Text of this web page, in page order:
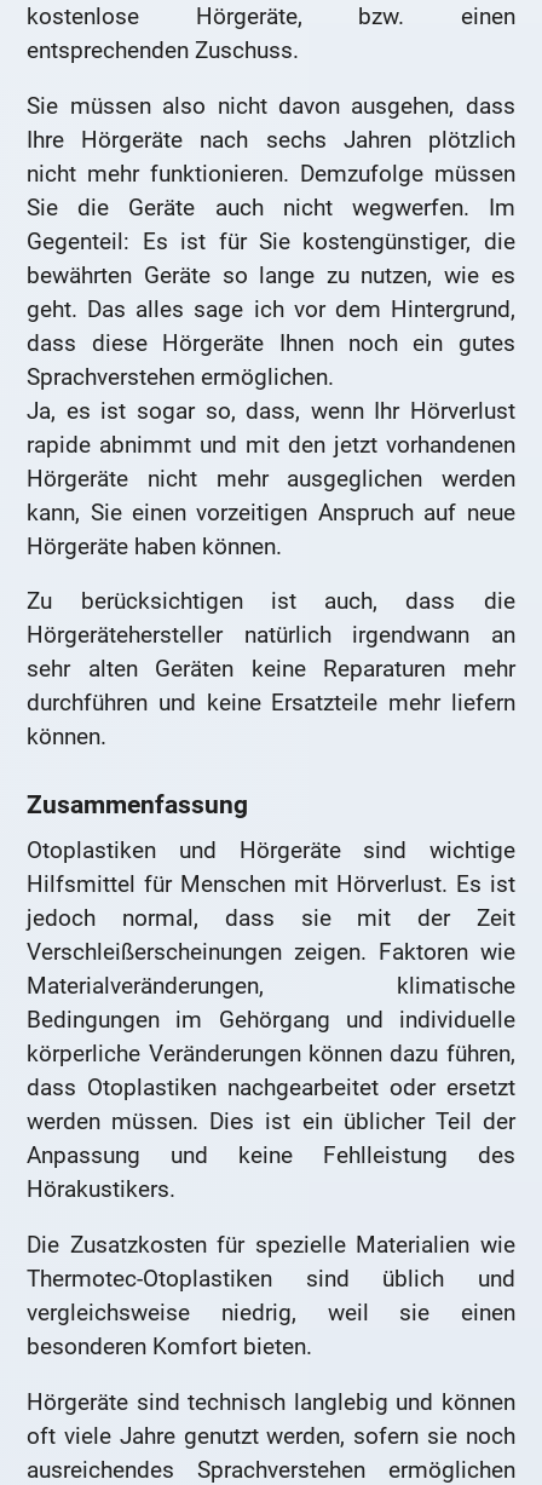
kostenlose Hörgeräte, bzw. einen
entsprechenden Zuschuss.
Sie müssen also nicht davon ausgehen, dass
Ihre Hörgeräte nach sechs Jahren plötzlich
nicht mehr funktionieren. Demzufolge müssen
Sie die Geräte auch nicht wegwerfen. Im
Gegenteil: Es ist für Sie kostengünstiger, die
bewährten Geräte so lange zu nutzen, wie es
geht. Das alles sage ich vor dem Hintergrund,
dass diese Hörgeräte Ihnen noch ein gutes
Sprachverstehen ermöglichen.
Ja, es ist sogar so, dass, wenn Ihr Hörverlust
rapide abnimmt und mit den jetzt vorhandenen
Hörgeräte nicht mehr ausgeglichen werden
kann, Sie einen vorzeitigen Anspruch auf neue
Hörgeräte haben können.
Zu berücksichtigen ist auch, dass die
Hörgerätehersteller natürlich irgendwann an
sehr alten Geräten keine Reparaturen mehr
durchführen und keine Ersatzteile mehr liefern
können.
Zusammenfassung
Otoplastiken und Hörgeräte sind wichtige
Hilfsmittel für Menschen mit Hörverlust. Es ist
jedoch normal, dass sie mit der Zeit
Verschleißerscheinungen zeigen. Faktoren wie
Materialveränderungen, klimatische
Bedingungen im Gehörgang und individuelle
körperliche Veränderungen können dazu führen,
dass Otoplastiken nachgearbeitet oder ersetzt
werden müssen. Dies ist ein üblicher Teil der
Anpassung und keine Fehlleistung des
Hörakustikers.
Die Zusatzkosten für spezielle Materialien wie
Thermotec-Otoplastiken sind üblich und
vergleichsweise niedrig, weil sie einen
besonderen Komfort bieten.
Hörgeräte sind technisch langlebig und können
oft viele Jahre genutzt werden, sofern sie noch
ausreichendes Sprachverstehen ermöglichen